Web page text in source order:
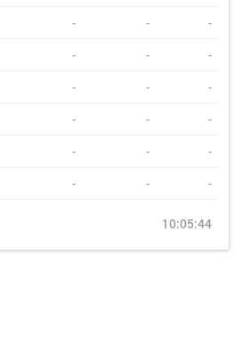
- - -
- - -
- - -
- - -
- - -
- - -
10:05:44